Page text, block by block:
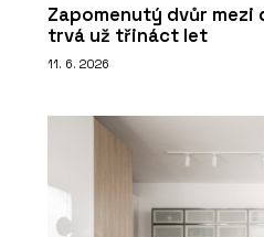
Zapomenutý dvůr mezi
trvá už třináct let
11. 6. 2026